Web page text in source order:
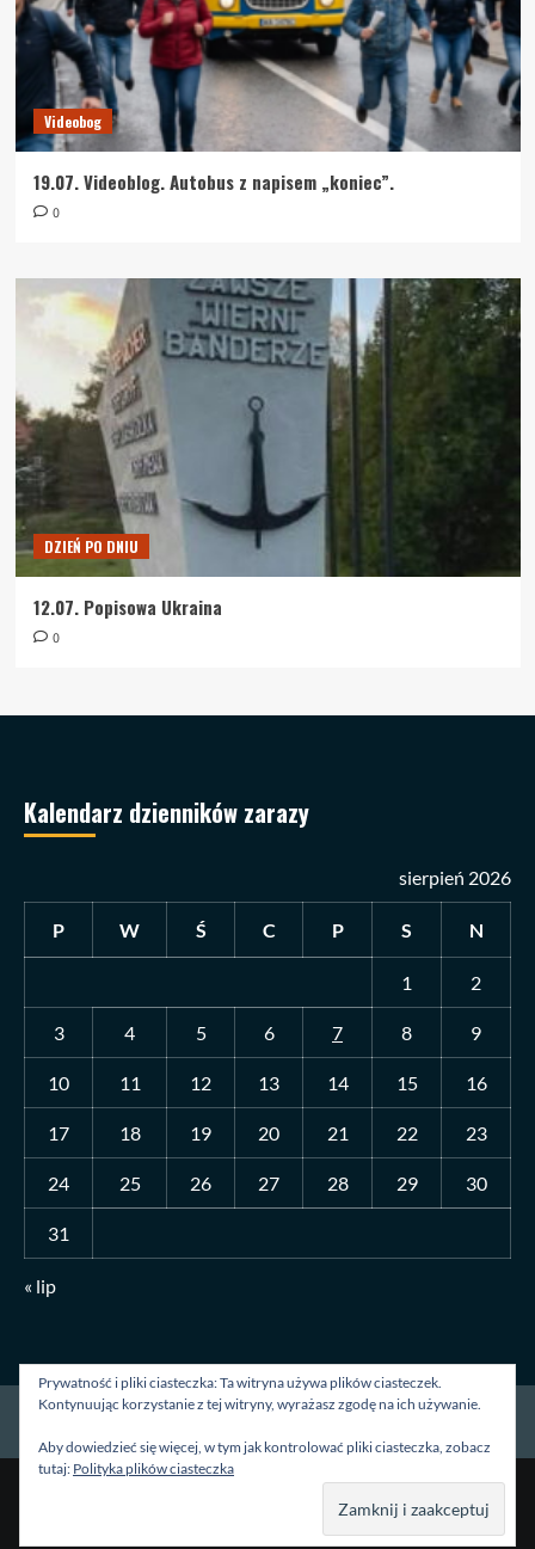
Videobog
19.07. Videoblog. Autobus z napisem „koniec”.
0
DZIEŃ PO DNIU
12.07. Popisowa Ukraina
0
Kalendarz dzienników zarazy
sierpień 2026
P W Ś C P S N
1 2
3 4 5 6 7 8 9
10 11 12 13 14 15 16
17 18 19 20 21 22 23
24 25 26 27 28 29 30
31
« lip
Strona główna O mnie Blog Kontakt
Prywatność i pliki ciasteczka: Ta witryna używa plików ciasteczek.
Kontynuując korzystanie z tej witryny, wyrażasz zgodę na ich używanie.
Aby dowiedzieć się więcej, w tym jak kontrolować pliki ciasteczka, zobacz
tutaj: Polityka plików ciasteczka